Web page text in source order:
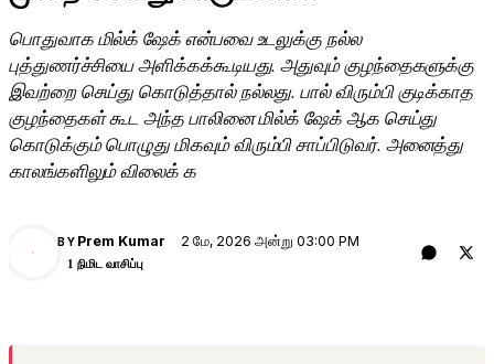
பொதுவாக மில்க் ஷேக் என்பவை உடலுக்கு நல்ல
புத்துணர்ச்சியை அளிக்கக்கூடியது. அதுவும் குழந்தைகளுக்கு
இவற்றை செய்து கொடுத்தால் நல்லது. பால் விரும்பி குடிக்காத
குழந்தைகள் கூட அந்த பாலினை மில்க் ஷேக் ஆக செய்து
கொடுக்கும் பொழுது மிகவும் விரும்பி சாப்பிடுவர். அனைத்து
காலங்களிலும் விலைக் க
PK
BY Prem Kumar 2 மே, 2026 அன்று 03:00 PM
1 நிமிட வாசிப்பு